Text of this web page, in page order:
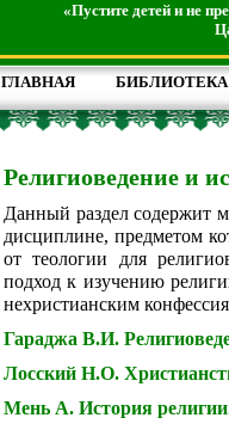
«Пустите детей и не
ГЛАВНАЯ БИБЛИОТЕКА
Религиоведение и
Данный раздел содержит
дисциплине, предметом
от теологии для
подход к изучению
нехристианским
Гараджа В.И.
Лосский Н.О.
Мень А. История